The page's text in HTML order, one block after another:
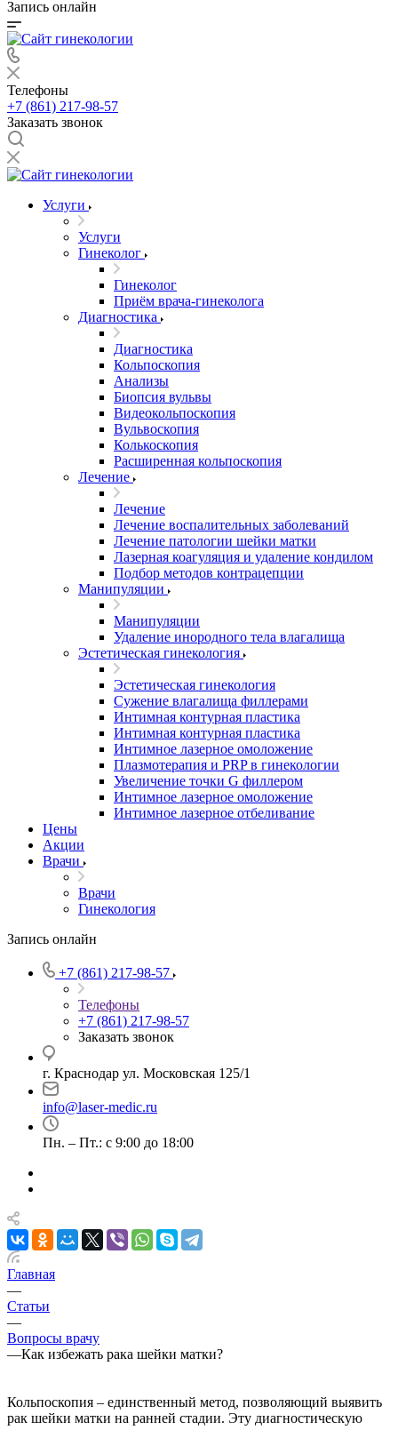
Запись онлайн
Телефоны
+7 (861) 217-98-57
Заказать звонок
Услуги
Услуги
Гинеколог
Гинеколог
Приём врача-гинеколога
Диагностика
Диагностика
Кольпоскопия
Анализы
Биопсия вульвы
Видеокольпоскопия
Вульвоскопия
Колькоскопия
Расширенная кольпоскопия
Лечение
Лечение
Лечение воспалительных заболеваний
Лечение патологии шейки матки
Лазерная коагуляция и удаление кондилом
Подбор методов контрацепции
Манипуляции
Манипуляции
Удаление инородного тела влагалища
Эстетическая гинекология
Эстетическая гинекология
Cужение влагалища филлерами
Интимная контурная пластика
Интимная контурная пластика
Интимное лазерное омоложение
Плазмотерапия и PRP в гинекологии
Увеличение точки G филлером
Интимное лазерное омоложение
Интимное лазерное отбеливание
Цены
Акции
Врачи
Врачи
Гинекология
Запись онлайн
+7 (861) 217-98-57
Телефоны
+7 (861) 217-98-57
Заказать звонок
г. Краснодар ул. Московская 125/1
info@laser-medic.ru
Пн. – Пт.: с 9:00 до 18:00
Главная
—
Статьи
—
Вопросы врачу
—Как избежать рака шейки матки?
Кольпоскопия – единственный метод, позволяющий выявить
рак шейки матки на ранней стадии. Эту диагностическую